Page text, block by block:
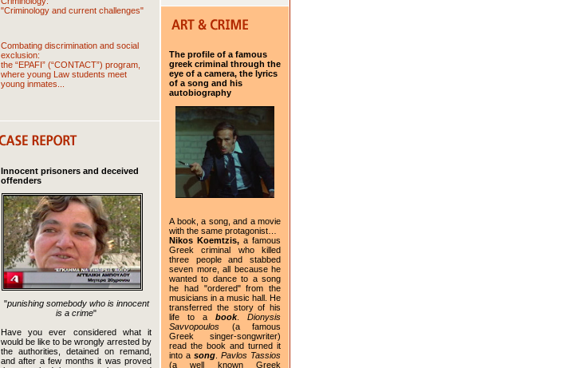
"Criminology and current challenges"
Combating discrimination and social
exclusion:
the “EPAFI” (“CONTACT”) program,
where young Law students meet
young inmates...
Innocent prisoners and deceived
offenders
"punishing somebody who is innocent
is a crime"
Have you ever considered what it
would be like to be wrongly arrested by
the authorities, detained on remand,
and after a few months it was proved
The profile of a famous
greek criminal through the
eye of a camera, the lyrics
of a song and his
autobiography
A book, a song, and a movie
with the same protagonist…
Nikos Koemtzis, a famous
Greek criminal who killed
three people and stabbed
seven more, all because he
wanted to dance to a song
he had "ordered" from the
musicians in a music hall. He
transferred the story of his
life to a book. Dionysis
Savvopoulos (a famous
Greek singer-songwriter)
read the book and turned it
into a song Pavlos Tassios
(a well known Greek